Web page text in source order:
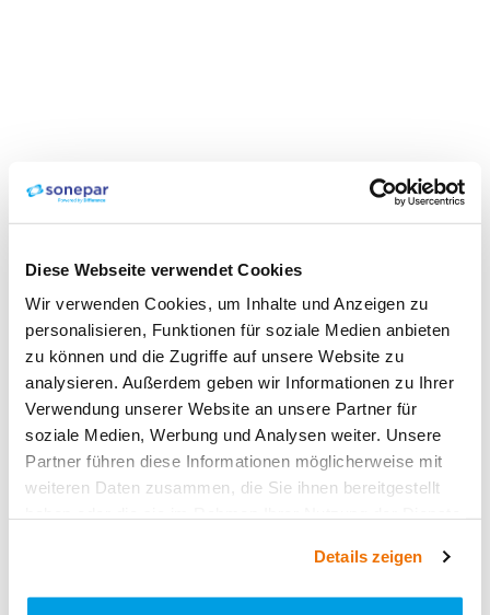
Diese Webseite verwendet Cookies
Wir verwenden Cookies, um Inhalte und Anzeigen zu
personalisieren, Funktionen für soziale Medien anbieten
zu können und die Zugriffe auf unsere Website zu
analysieren. Außerdem geben wir Informationen zu Ihrer
Verwendung unserer Website an unsere Partner für
soziale Medien, Werbung und Analysen weiter. Unsere
Partner führen diese Informationen möglicherweise mit
weiteren Daten zusammen, die Sie ihnen bereitgestellt
Details zeigen